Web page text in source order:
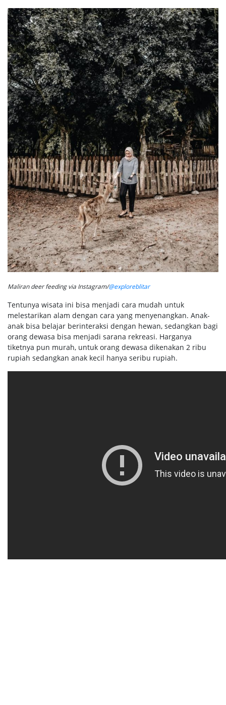
Maliran deer feeding via Instagram/@exploreblitar
Tentunya wisata ini bisa menjadi cara mudah untuk
melestarikan alam dengan cara yang menyenangkan. Anak-
anak bisa belajar berinteraksi dengan hewan, sedangkan bagi
orang dewasa bisa menjadi sarana rekreasi. Harganya
tiketnya pun murah, untuk orang dewasa dikenakan 2 ribu
rupiah sedangkan anak kecil hanya seribu rupiah.